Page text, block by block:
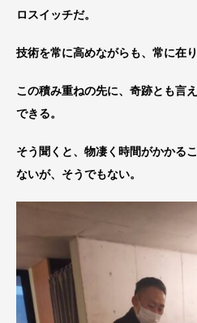
ロスイッチだ。
技術を常に高めながらも、常に在
この積み重ねの先に、奇跡とも言
できる。
そう聞くと、物凄く時間がかかる
ないが、そうでもない。